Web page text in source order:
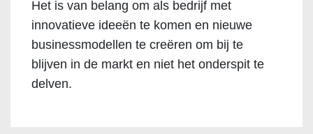
Het is van belang om als bedrijf met
innovatieve ideeën te komen en nieuwe
businessmodellen te creëren om bij te
blijven in de markt en niet het onderspit te
delven.